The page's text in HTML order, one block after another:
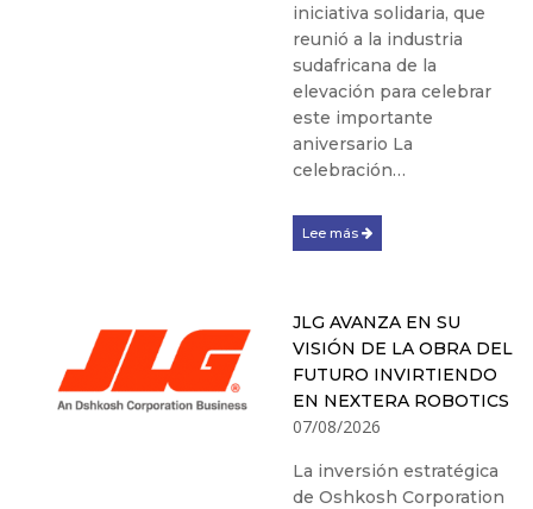
iniciativa solidaria, que
reunió a la industria
sudafricana de la
elevación para celebrar
este importante
aniversario La
celebración…
Lee más
JLG AVANZA EN SU
VISIÓN DE LA OBRA DEL
FUTURO INVIRTIENDO
EN NEXTERA ROBOTICS
07/08/2026
La inversión estratégica
de Oshkosh Corporation